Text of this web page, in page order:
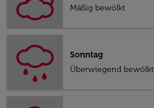
Mäßig bewölkt
Sonntag
Überwiegend bewölkt